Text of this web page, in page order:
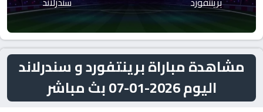
مشاهدة مباراة برينتفورد و سندرلاند
اليوم 2026-01-07 بث مباشر